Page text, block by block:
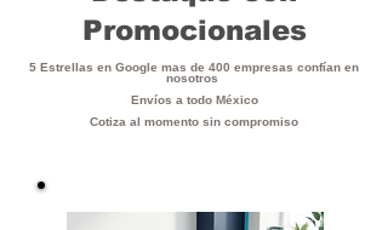
5 Estrellas en Google mas de 400 empresas confían en
nosotros
Envíos a todo México
Cotiza al momento sin compromiso
Promocionales